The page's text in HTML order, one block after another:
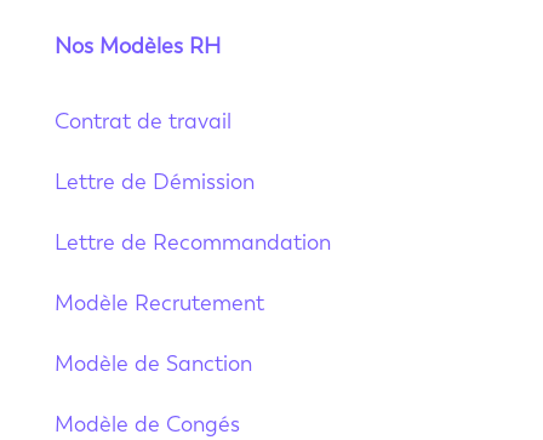
Nos Modèles RH
Contrat de travail
Lettre de Démission
Lettre de Recommandation
Modèle Recrutement
Modèle de Sanction
Modèle de Congés